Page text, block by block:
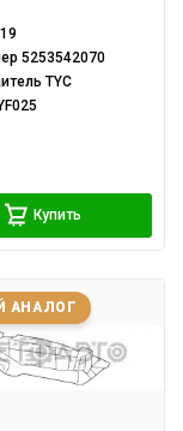
5253542070
TYC
Купить
АНАЛОГ